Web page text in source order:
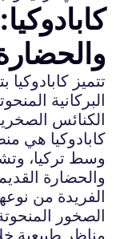
تتميز
البركانية
الكنائس
كابادوكيا هي
وسط تركيا،
والحضارة
الفريدة من
الصخور
مناظر طبيعية